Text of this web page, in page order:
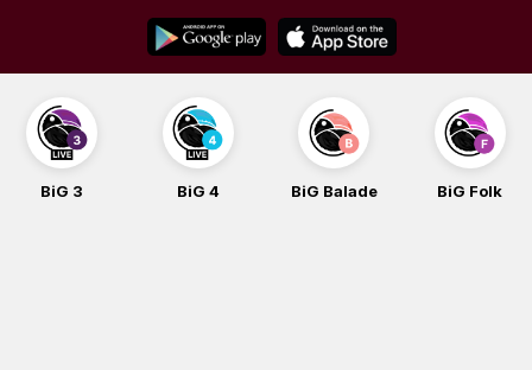
content
BiG 3 BiG 4 BiG Balade BiG Folk